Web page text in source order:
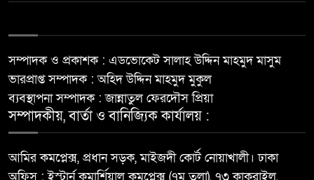
সম্পাদক ও প্রকাশক : এডভোকেট সালাহ উদ্দিন মাহমুদ মাসুম
ভারপ্রাপ্ত সম্পাদক : অহিদ উদ্দিন মাহমুদ মুকুল
ব্যবস্থাপনা সম্পাদক : জান্নাতুল ফেরদৌস প্রিয়া
সম্পাদকীয়, বার্তা ও বানিজ্যিক কার্যালয় :
আমির কমপ্লেক্স, প্রধান সড়ক, মাইজদী কোর্ট নোয়াখালী। ঢাকা